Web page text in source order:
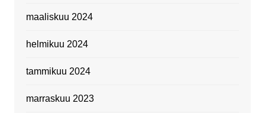
maaliskuu 2024
helmikuu 2024
tammikuu 2024
marraskuu 2023